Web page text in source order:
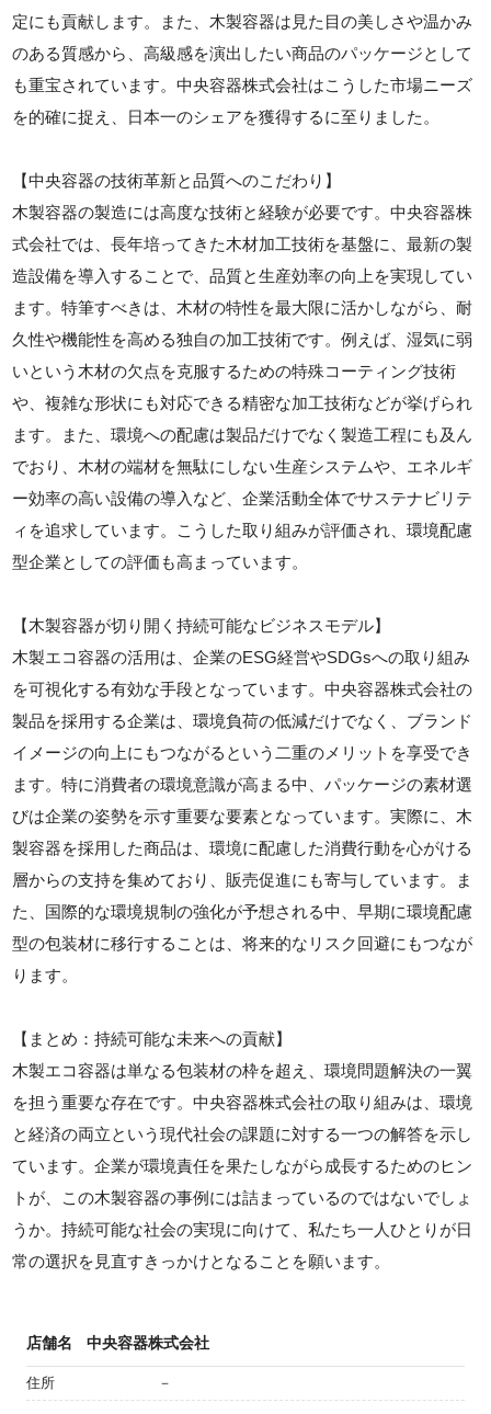
定にも貢献します。また、木製容器は見た目の美しさや温かみ
のある質感から、高級感を演出したい商品のパッケージとして
も重宝されています。中央容器株式会社はこうした市場ニーズ
を的確に捉え、日本一のシェアを獲得するに至りました。
【中央容器の技術革新と品質へのこだわり】
木製容器の製造には高度な技術と経験が必要です。中央容器株
式会社では、長年培ってきた木材加工技術を基盤に、最新の製
造設備を導入することで、品質と生産効率の向上を実現してい
ます。特筆すべきは、木材の特性を最大限に活かしながら、耐
久性や機能性を高める独自の加工技術です。例えば、湿気に弱
いという木材の欠点を克服するための特殊コーティング技術
や、複雑な形状にも対応できる精密な加工技術などが挙げられ
ます。また、環境への配慮は製品だけでなく製造工程にも及ん
でおり、木材の端材を無駄にしない生産システムや、エネルギ
ー効率の高い設備の導入など、企業活動全体でサステナビリテ
ィを追求しています。こうした取り組みが評価され、環境配慮
型企業としての評価も高まっています。
【木製容器が切り開く持続可能なビジネスモデル】
木製エコ容器の活用は、企業のESG経営やSDGsへの取り組み
を可視化する有効な手段となっています。中央容器株式会社の
製品を採用する企業は、環境負荷の低減だけでなく、ブランド
イメージの向上にもつながるという二重のメリットを享受でき
ます。特に消費者の環境意識が高まる中、パッケージの素材選
びは企業の姿勢を示す重要な要素となっています。実際に、木
製容器を採用した商品は、環境に配慮した消費行動を心がける
層からの支持を集めており、販売促進にも寄与しています。ま
た、国際的な環境規制の強化が予想される中、早期に環境配慮
型の包装材に移行することは、将来的なリスク回避にもつなが
ります。
【まとめ：持続可能な未来への貢献】
木製エコ容器は単なる包装材の枠を超え、環境問題解決の一翼
を担う重要な存在です。中央容器株式会社の取り組みは、環境
と経済の両立という現代社会の課題に対する一つの解答を示し
ています。企業が環境責任を果たしながら成長するためのヒン
トが、この木製容器の事例には詰まっているのではないでしょ
うか。持続可能な社会の実現に向けて、私たち一人ひとりが日
常の選択を見直すきっかけとなることを願います。
店舗名 中央容器株式会社
住所 －